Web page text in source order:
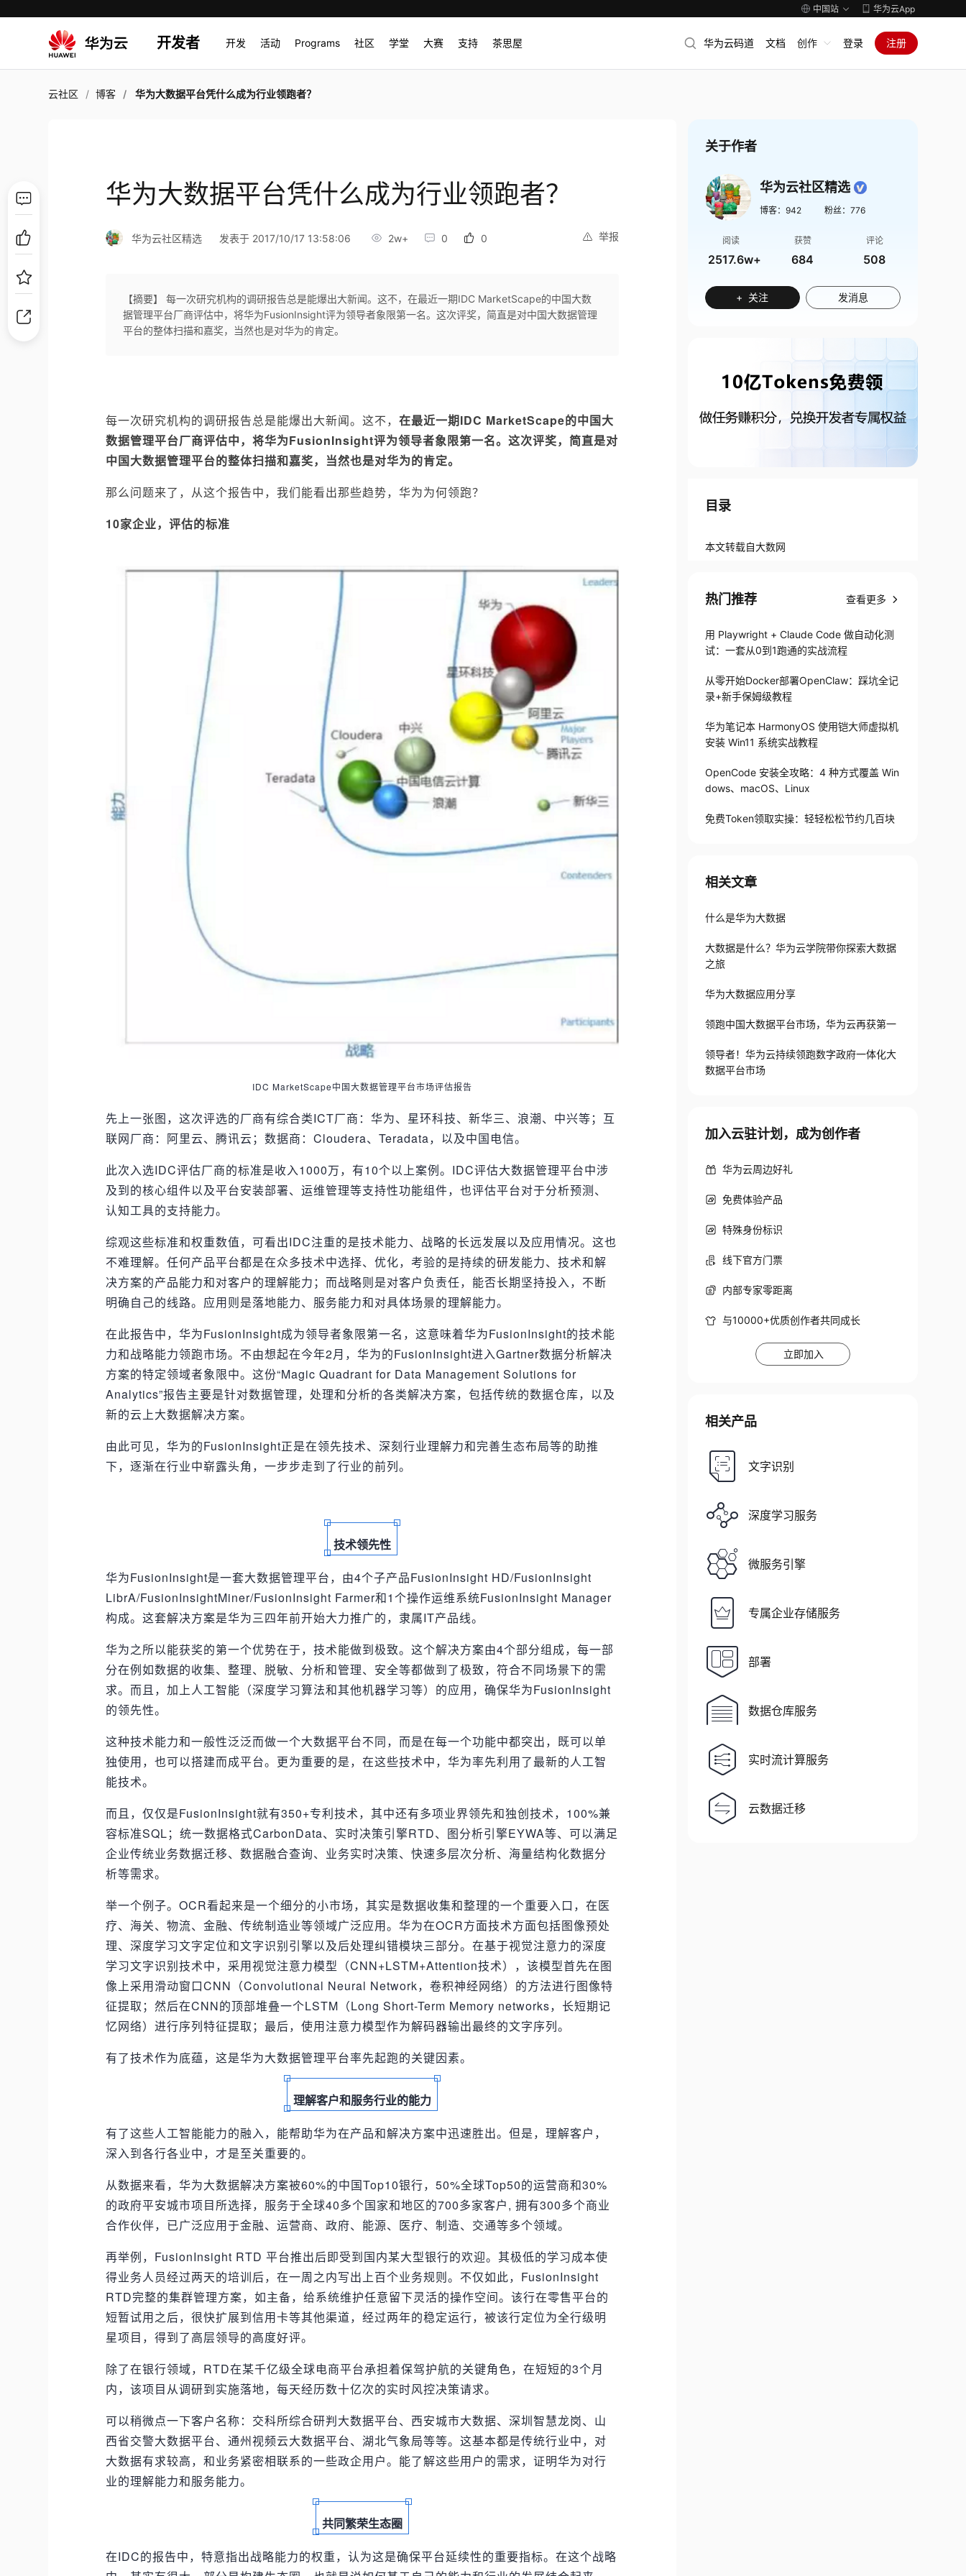
中国站 华为云App
开发者 开发 活动 Programs 社区 学堂 大赛 支持 茶思屋 华为云码道 文档 创作 登录 注册
云社区 博客 华为大数据平台凭什么成为行业领跑者？
华为大数据平台凭什么成为行业领跑者？
举报
华为云社区精选 发表于 2017/10/17 13:58:06 2w+ 0 0
【摘要】 每一次研究机构的调研报告总是能爆出大新闻。这不，在最近一期IDC MarketScape的中国大数
据管理平台厂商评估中，将华为FusionInsight评为领导者象限第一名。这次评奖，简直是对中国大数据管理
平台的整体扫描和嘉奖，当然也是对华为的肯定。
每一次研究机构的调研报告总是能爆出大新闻。这不，在最近一期IDC MarketScape的中国大
数据管理平台厂商评估中，将华为FusionInsight评为领导者象限第一名。这次评奖，简直是对
中国大数据管理平台的整体扫描和嘉奖，当然也是对华为的肯定。
那么问题来了，从这个报告中，我们能看出那些趋势，华为为何领跑？
10家企业，评估的标准
IDC MarketScape中国大数据管理平台市场评估报告
先上一张图，这次评选的厂商有综合类ICT厂商：华为、星环科技、新华三、浪潮、中兴等；互
联网厂商：阿里云、腾讯云；数据商：Cloudera、Teradata，以及中国电信。
此次入选IDC评估厂商的标准是收入1000万，有10个以上案例。IDC评估大数据管理平台中涉
及到的核心组件以及平台安装部署、运维管理等支持性功能组件，也评估平台对于分析预测、
认知工具的支持能力。
综观这些标准和权重数值，可看出IDC注重的是技术能力、战略的长远发展以及应用情况。这也
不难理解。任何产品平台都是在众多技术中选择、优化，考验的是持续的研发能力、技术和解
决方案的产品能力和对客户的理解能力；而战略则是对客户负责任，能否长期坚持投入，不断
明确自己的线路。应用则是落地能力、服务能力和对具体场景的理解能力。
在此报告中，华为FusionInsight成为领导者象限第一名，这意味着华为FusionInsight的技术能
力和战略能力领跑市场。不由想起在今年2月，华为的FusionInsight进入Gartner数据分析解决
方案的特定领域者象限中。这份“Magic Quadrant for Data Management Solutions for
Analytics”报告主要是针对数据管理，处理和分析的各类解决方案，包括传统的数据仓库，以及
新的云上大数据解决方案。
由此可见，华为的FusionInsight正是在领先技术、深刻行业理解力和完善生态布局等的助推
下，逐渐在行业中崭露头角，一步步走到了行业的前列。
技术领先性
华为FusionInsight是一套大数据管理平台，由4个子产品FusionInsight HD/FusionInsight
LibrA/FusionInsightMiner/FusionInsight Farmer和1个操作运维系统FusionInsight Manager
构成。这套解决方案是华为三四年前开始大力推广的，隶属IT产品线。
华为之所以能获奖的第一个优势在于，技术能做到极致。这个解决方案由4个部分组成，每一部
分在例如数据的收集、整理、脱敏、分析和管理、安全等都做到了极致，符合不同场景下的需
求。而且，加上人工智能（深度学习算法和其他机器学习等）的应用，确保华为FusionInsight
的领先性。
这种技术能力和一般性泛泛而做一个大数据平台不同，而是在每一个功能中都突出，既可以单
独使用，也可以搭建而成平台。更为重要的是，在这些技术中，华为率先利用了最新的人工智
能技术。
而且，仅仅是FusionInsight就有350+专利技术，其中还有多项业界领先和独创技术，100%兼
容标准SQL；统一数据格式CarbonData、实时决策引擎RTD、图分析引擎EYWA等、可以满足
企业传统业务数据迁移、数据融合查询、业务实时决策、快速多层次分析、海量结构化数据分
析等需求。
举一个例子。OCR看起来是一个细分的小市场，其实是数据收集和整理的一个重要入口，在医
疗、海关、物流、金融、传统制造业等领域广泛应用。华为在OCR方面技术方面包括图像预处
理、深度学习文字定位和文字识别引擎以及后处理纠错模块三部分。在基于视觉注意力的深度
学习文字识别技术中，采用视觉注意力模型（CNN+LSTM+Attention技术），该模型首先在图
像上采用滑动窗口CNN（Convolutional Neural Network，卷积神经网络）的方法进行图像特
征提取；然后在CNN的顶部堆叠一个LSTM（Long Short-Term Memory networks，长短期记
忆网络）进行序列特征提取；最后，使用注意力模型作为解码器输出最终的文字序列。
有了技术作为底蕴，这是华为大数据管理平台率先起跑的关键因素。
理解客户和服务行业的能力
有了这些人工智能能力的融入，能帮助华为在产品和解决方案中迅速胜出。但是，理解客户，
深入到各行各业中，才是至关重要的。
从数据来看，华为大数据解决方案被60%的中国Top10银行，50%全球Top50的运营商和30%
的政府平安城市项目所选择，服务于全球40多个国家和地区的700多家客户, 拥有300多个商业
合作伙伴，已广泛应用于金融、运营商、政府、能源、医疗、制造、交通等多个领域。
再举例，FusionInsight RTD 平台推出后即受到国内某大型银行的欢迎。其极低的学习成本使
得业务人员经过两天的培训后，在一周之内写出上百个业务规则。不仅如此，FusionInsight
RTD完整的集群管理方案，如主备，给系统维护任意留下灵活的操作空间。该行在零售平台的
短暂试用之后，很快扩展到信用卡等其他渠道，经过两年的稳定运行，被该行定位为全行级明
星项目，得到了高层领导的高度好评。
除了在银行领域，RTD在某千亿级全球电商平台承担着保驾护航的关键角色，在短短的3个月
内，该项目从调研到实施落地，每天经历数十亿次的实时风控决策请求。
可以稍微点一下客户名称：交科所综合研判大数据平台、西安城市大数据、深圳智慧龙岗、山
西省交警大数据平台、通州视频云大数据平台、湖北气象局等等。这基本都是传统行业中，对
大数据有求较高，和业务紧密相联系的一些政企用户。能了解这些用户的需求，证明华为对行
业的理解能力和服务能力。
共同繁荣生态圈
在IDC的报告中，特意指出战略能力的权重，认为这是确保平台延续性的重要指标。在这个战略
关于作者
华为云社区精选
博客： 942 粉丝： 776
阅读
2517.6w+
获赞
684
评论
508
+ 关注 发消息
目录
本文转载自大数网
热门推荐 查看更多
用 Playwright + Claude Code 做自动化测
试：一套从0到1跑通的实战流程
从零开始Docker部署OpenClaw：踩坑全记
录+新手保姆级教程
华为笔记本 HarmonyOS 使用铠大师虚拟机
安装 Win11 系统实战教程
OpenCode 安装全攻略：4 种方式覆盖 Win
dows、macOS、Linux
免费Token领取实操：轻轻松松节约几百块
相关文章
什么是华为大数据
大数据是什么？华为云学院带你探索大数据
之旅
华为大数据应用分享
领跑中国大数据平台市场，华为云再获第一
领导者！华为云持续领跑数字政府一体化大
数据平台市场
加入云驻计划，成为创作者
华为云周边好礼
免费体验产品
特殊身份标识
线下官方门票
内部专家零距离
与10000+优质创作者共同成长
立即加入
相关产品
文字识别
深度学习服务
微服务引擎
专属企业存储服务
部署
数据仓库服务
实时流计算服务
云数据迁移